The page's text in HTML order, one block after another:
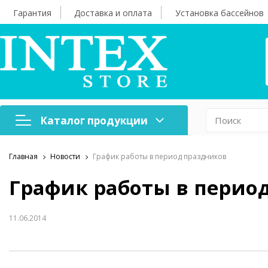
Гарантия Доставка и оплата Установка бассейнов
Каталог продукции
Надувная мебель
Оборудование для
бассейнов
Главная Новости График работы в период праздников
График работы в
11.06.2014